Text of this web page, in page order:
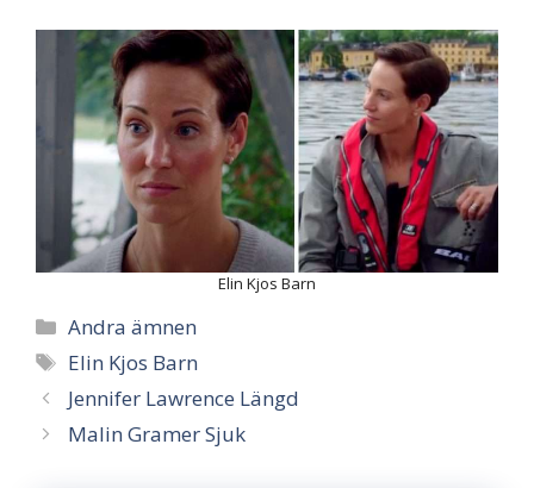
Elin Kjos Barn
Categories
Andra ämnen
Tags
Elin Kjos Barn
Jennifer Lawrence Längd
Malin Gramer Sjuk